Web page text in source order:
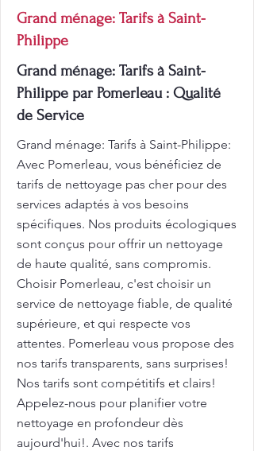
Grand ménage: Tarifs à Saint-
Philippe
Grand ménage: Tarifs à Saint-
Philippe par Pomerleau : Qualité
de Service
Grand ménage: Tarifs à Saint-Philippe:
Avec Pomerleau, vous bénéficiez de
tarifs de nettoyage pas cher pour des
services adaptés à vos besoins
spécifiques. Nos produits écologiques
sont conçus pour offrir un nettoyage
de haute qualité, sans compromis.
Choisir Pomerleau, c'est choisir un
service de nettoyage fiable, de qualité
supérieure, et qui respecte vos
attentes. Pomerleau vous propose des
nos tarifs transparents, sans surprises!
Nos tarifs sont compétitifs et clairs!
Appelez-nous pour planifier votre
nettoyage en profondeur dès
aujourd'hui!. Avec nos tarifs